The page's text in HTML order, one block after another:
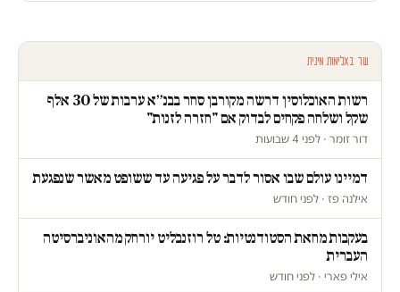
עוד באלימות מינית
רשות האוכלוסין דרשה מקורבן סחר בבנ״א ערבות של 30 אלף
שקל ושלחה פקחים לבדוק אם "חזרה לזנות"
דור זומר · לפני 4 שבועות
דמיינו עולם שבו אסור לדבר על פגיעה עד ששופט מאשר שנפגעת
אילנה פז · לפני חודש
בעקבות מחאת הסטודנטיות: טל רוזנבליט יורחק מהאוניברסיטה
העברית
אילי פארי · לפני חודש